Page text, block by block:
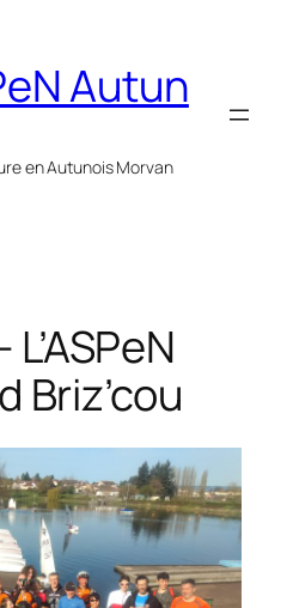
Autun
en Autunois Morvan
Briz’cou